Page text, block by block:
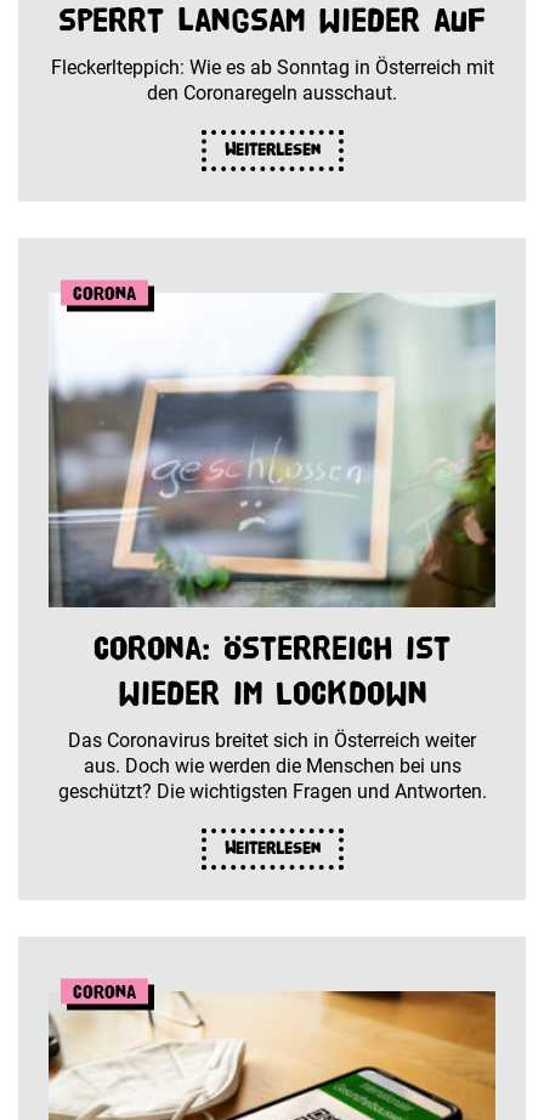
sperrt langsam wieder auf
Fleckerlteppich: Wie es ab Sonntag in Österreich mit
den Coronaregeln ausschaut.
Weiterlesen
Corona
Corona: Österreich ist
wieder im Lockdown
Das Coronavirus breitet sich in Österreich weiter
aus. Doch wie werden die Menschen bei uns
geschützt? Die wichtigsten Fragen und Antworten.
Weiterlesen
Corona